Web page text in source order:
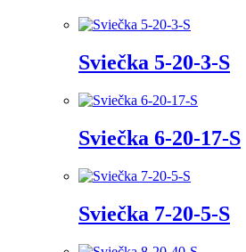
Sviečka 5-20-3-S
Sviečka 6-20-17-S
Sviečka 7-20-5-S